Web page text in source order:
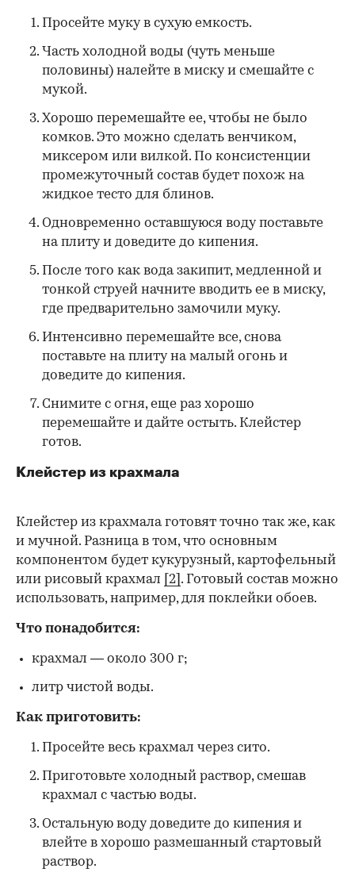
Просейте муку в сухую емкость.
Часть холодной воды (чуть меньше
половины) налейте в миску и смешайте с
мукой.
Хорошо перемешайте ее, чтобы не было
комков. Это можно сделать венчиком,
миксером или вилкой. По консистенции
промежуточный состав будет похож на
жидкое тесто для блинов.
Одновременно оставшуюся воду поставьте
на плиту и доведите до кипения.
После того как вода закипит, медленной и
тонкой струей начните вводить ее в миску,
где предварительно замочили муку.
Интенсивно перемешайте все, снова
поставьте на плиту на малый огонь и
доведите до кипения.
Снимите с огня, еще раз хорошо
перемешайте и дайте остыть. Клейстер
готов.
Клейстер из крахмала
Клейстер из крахмала готовят точно так же, как
и мучной. Разница в том, что основным
компонентом будет кукурузный, картофельный
или рисовый крахмал
[2] . Готовый состав можно
использовать, например, для поклейки обоев.
Что понадобится:
крахмал — около 300 г;
литр чистой воды.
Как приготовить:
Просейте весь крахмал через сито.
Приготовьте холодный раствор, смешав
крахмал с частью воды.
Остальную воду доведите до кипения и
влейте в хорошо размешанный стартовый
раствор.